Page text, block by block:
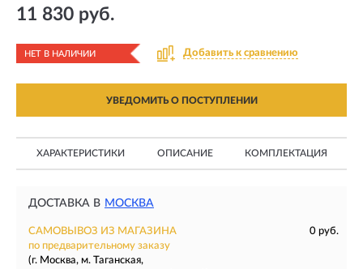
11 830 руб.
НЕТ В НАЛИЧИИ Добавить к сравнению
УВЕДОМИТЬ О ПОСТУПЛЕНИИ
ХАРАКТЕРИСТИКИ ОПИСАНИЕ КОМПЛЕКТАЦИЯ
ДОСТАВКА В МОСКВА
САМОВЫВОЗ ИЗ МАГАЗИНА
0 руб.
по предварительному заказу
(г. Москва, м. Таганская,